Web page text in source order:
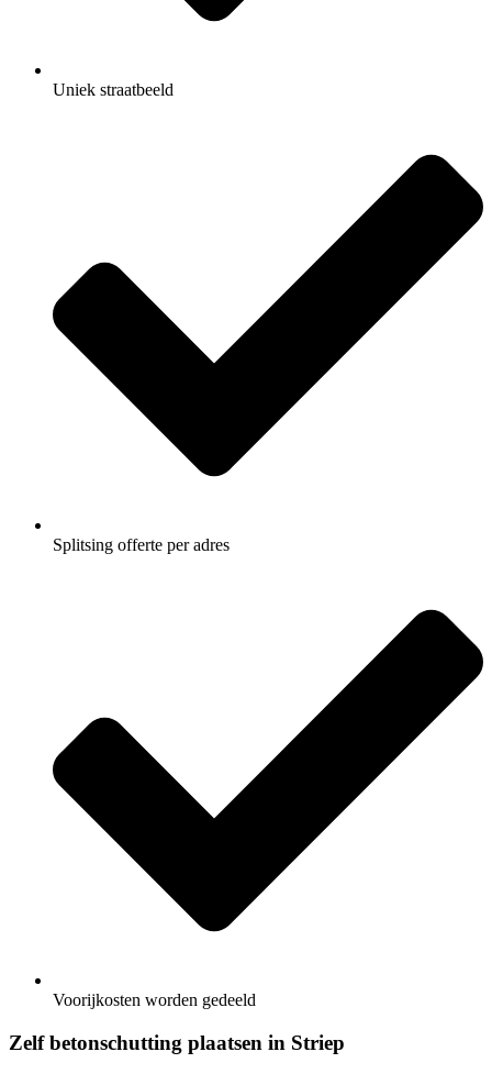
Uniek straatbeeld
Splitsing offerte per adres
Voorijkosten worden gedeeld
Zelf betonschutting plaatsen in Striep